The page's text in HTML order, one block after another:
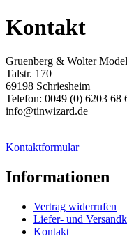
Kontakt
Gruenberg & Wolter
Talstr. 170
69198 Schriesheim
Telefon: 0049 (0) 6203 68
info@tinwizard.de
Kontaktformular
Informationen
Vertrag widerrufen
Liefer- und
Kontakt